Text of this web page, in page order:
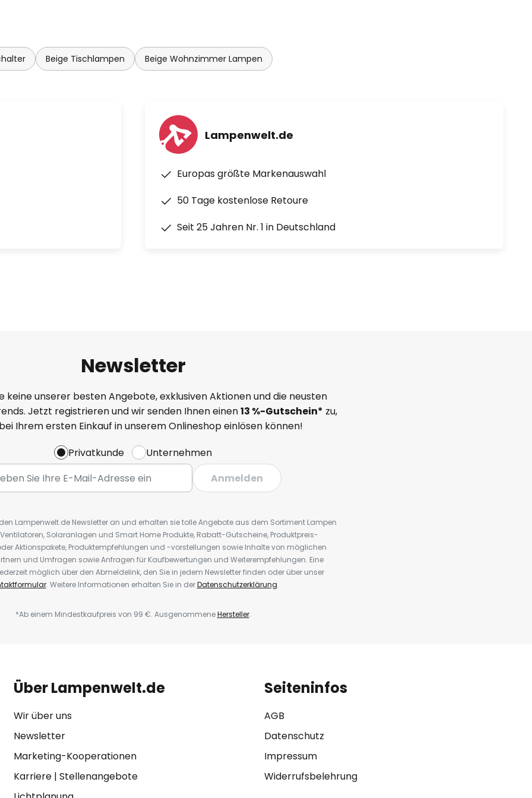
Beige Tischlampen Beige Wohnzimmer Lampen
Lampenwelt.de
Europas größte Markenauswahl
50 Tage kostenlose Retoure
Seit 25 Jahren Nr. 1 in Deutschland
Newsletter
keine unserer besten Angebote, exklusiven Aktionen und die neusten
Jetzt registrieren und wir senden Ihnen einen13 %-Gutschein* zu,
Ihrem ersten Einkauf in unserem Onlineshop einlösen können!
Privatkunde
Unternehmen
Anmelden
Lampenwelt.de Newsletter an und erhalten sie tolle Angebote aus dem Sortiment Lampen
Solaranlagen und Smart Home Produkte, Rabatt-Gutscheine, Produktpreis-
Aktionspakete, Produktempfehlungen und -vorstellungen sowie Inhalte von möglichen
und Umfragen sowie Anfragen für Kaufbewertungen und Weiterempfehlungen. Eine
möglich über den Abmeldelink, den Sie in jedem Newsletter finden oder über unser
. Weitere Informationen erhalten Sie in derDatenschutzerklärung.
*Ab einem Mindestkaufpreis von 99 €. AusgenommeneHersteller.
Über Lampenwelt.de
Wir über uns
Newsletter
Marketing-Kooperationen
Karriere| Stellenangebote
Seiteninfos
AGB
Datenschutz
Impressum
Widerrufsbelehrung